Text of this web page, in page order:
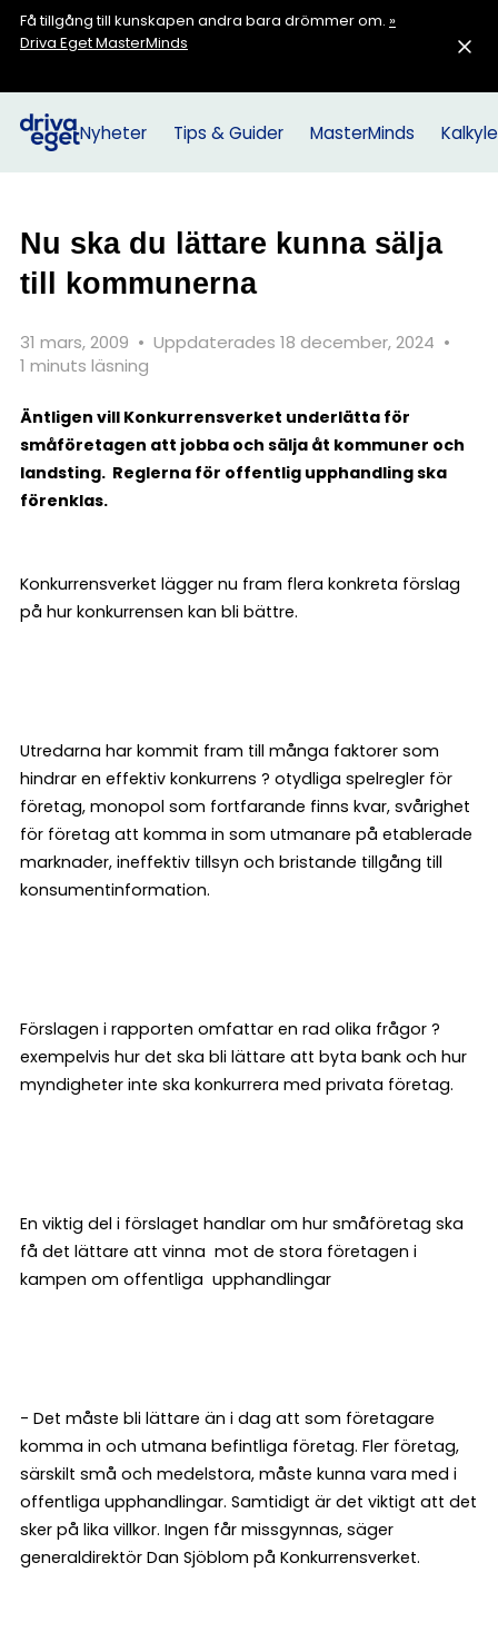
Få tillgång till kunskapen andra bara drömmer om. »
Driva Eget MasterMinds
Nyheter Tips & Guider MasterMinds
Nu ska du lättare kunna sälja
till kommunerna
31 mars, 2009 • Uppdaterades 18 december, 2024 •
1 minuts läsning
Äntligen vill Konkurrensverket underlätta för
småföretagen att jobba och sälja åt kommuner och
landsting. Reglerna för offentlig upphandling ska
förenklas.
Konkurrensverket lägger nu fram flera konkreta förslag
på hur konkurrensen kan bli bättre.
Utredarna har kommit fram till många faktorer som
hindrar en effektiv konkurrens ? otydliga spelregler för
företag, monopol som fortfarande finns kvar, svårighet
för företag att komma in som utmanare på etablerade
marknader, ineffektiv tillsyn och bristande tillgång till
konsumentinformation.
Förslagen i rapporten omfattar en rad olika frågor ?
exempelvis hur det ska bli lättare att byta bank och hur
myndigheter inte ska konkurrera med privata företag.
En viktig del i förslaget handlar om hur småföretag ska
få det lättare att vinna mot de stora företagen i
kampen om offentliga upphandlingar
- Det måste bli lättare än i dag att som företagare
komma in och utmana befintliga företag. Fler företag,
särskilt små och medelstora, måste kunna vara med i
offentliga upphandlingar. Samtidigt är det viktigt att det
sker på lika villkor. Ingen får missgynnas, säger
generaldirektör Dan Sjöblom på Konkurrensverket.